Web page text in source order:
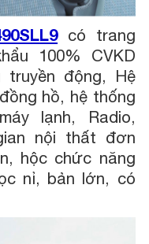
có trang
100% CVKD
truyền động, Hệ
hồ, hệ thống
lạnh, Radio,
nội thất đơn
hộc chức năng
nỉ, bản lớn, có